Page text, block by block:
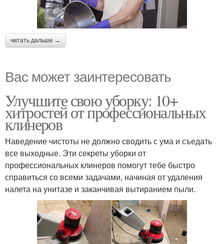
читать дальше →
Вас может заинтересовать
Улучшите свою уборку: 10+
хитростей от профессиональных
клинеров
Наведение чистоты не должно сводить с ума и съедать
все выходные. Эти секреты уборки от
профессиональных клинеров помогут тебе быстро
справиться со всеми задачами, начиная от удаления
налета на унитазе и заканчивая вытиранием пыли.